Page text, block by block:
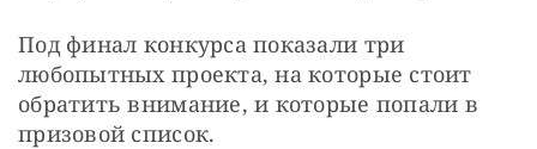
Под финал конкурса показали три
любопытных проекта, на которые стоит
обратить внимание, и которые попали в
призовой список.